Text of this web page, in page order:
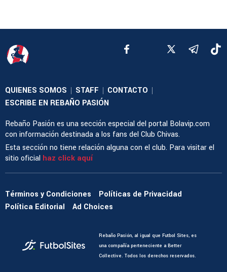
QUIENES SOMOS | STAFF | CONTACTO |
ESCRIBE EN REBAÑO PASIÓN
Rebaño Pasión es una sección especial del portal Bolavip.com
con información destinada a los fans del Club Chivas.
Esta sección no tiene relación alguna con el club. Para visitar el
sitio oficial haz click aquí
Términos y Condiciones
Políticas de Privacidad
Política Editorial
Ad Choices
Rebaño Pasión, al igual que Futbol Sites, es
una compañía perteneciente a Better
Collective. Todos los derechos reservados.